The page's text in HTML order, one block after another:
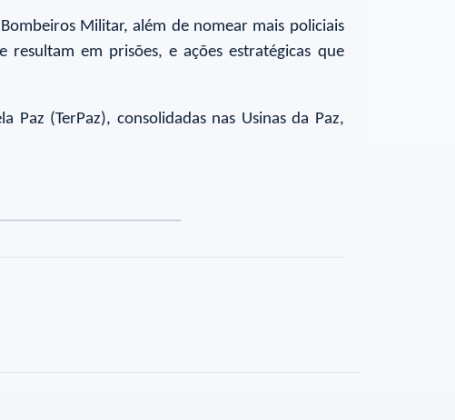
Militar, além de nomear mais policiais
em prisões, e ações estratégicas que
(TerPaz), consolidadas nas Usinas da Paz,